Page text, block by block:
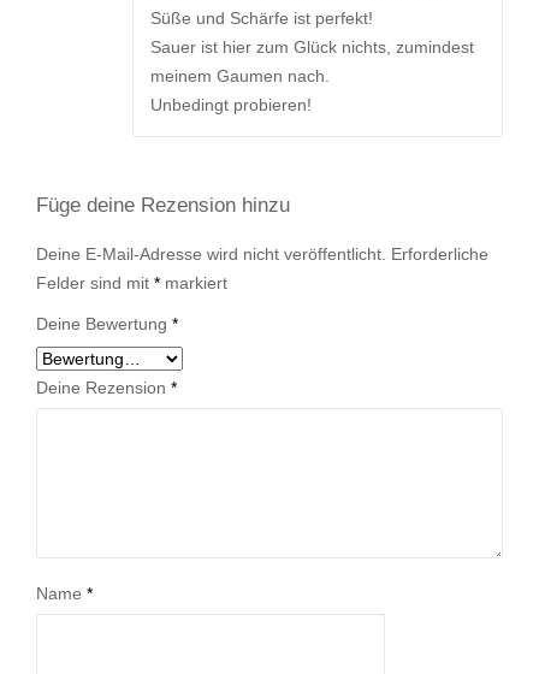
Süße und Schärfe ist perfekt!
Sauer ist hier zum Glück nichts, zumindest
meinem Gaumen nach.
Unbedingt probieren!
Füge deine Rezension hinzu
Deine E-Mail-Adresse wird nicht veröffentlicht. Erforderliche
Felder sind mit * markiert
Deine Bewertung *
Deine Rezension *
Name *